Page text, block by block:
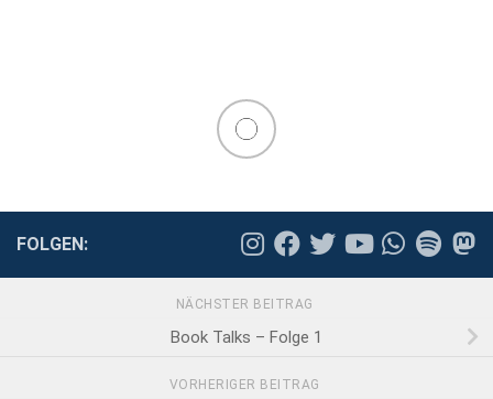
FOLGEN:
NÄCHSTER BEITRAG
Book Talks – Folge 1
VORHERIGER BEITRAG